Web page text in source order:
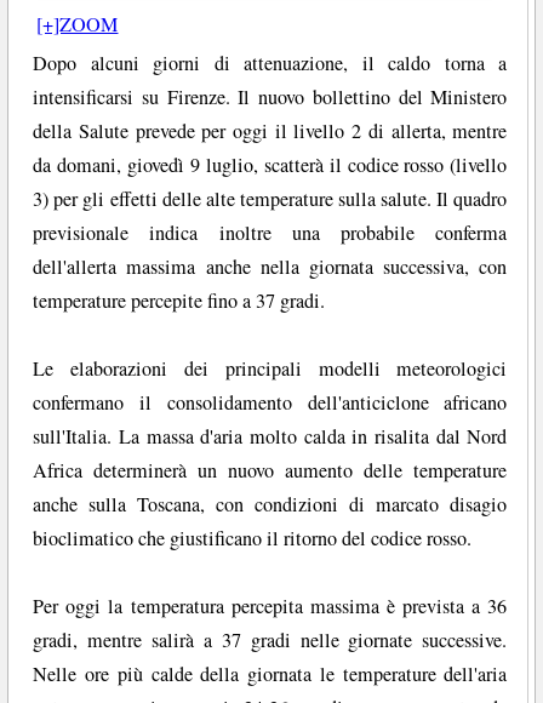
[+]ZOOM
Dopo alcuni giorni di attenuazione, il caldo torna a
intensificarsi su Firenze. Il nuovo bollettino del Ministero
della Salute prevede per oggi il livello 2 di allerta, mentre
da domani, giovedì 9 luglio, scatterà il codice rosso (livello
3) per gli effetti delle alte temperature sulla salute. Il quadro
previsionale indica inoltre una probabile conferma
dell'allerta massima anche nella giornata successiva, con
temperature percepite fino a 37 gradi.
Le elaborazioni dei principali modelli meteorologici
confermano il consolidamento dell'anticiclone africano
sull'Italia. La massa d'aria molto calda in risalita dal Nord
Africa determinerà un nuovo aumento delle temperature
anche sulla Toscana, con condizioni di marcato disagio
bioclimatico che giustificano il ritorno del codice rosso.
Per oggi la temperatura percepita massima è prevista a 36
gradi, mentre salirà a 37 gradi nelle giornate successive.
Nelle ore più calde della giornata le temperature dell'aria